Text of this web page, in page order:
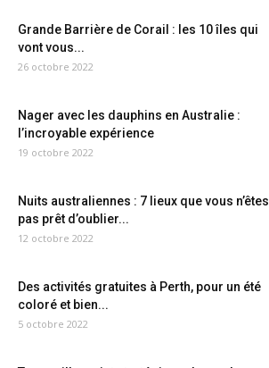
Grande Barrière de Corail : les 10 îles qui
vont vous...
26 octobre 2022
Nager avec les dauphins en Australie :
l’incroyable expérience
19 octobre 2022
Nuits australiennes : 7 lieux que vous n’êtes
pas prêt d’oublier...
12 octobre 2022
Des activités gratuites à Perth, pour un été
coloré et bien...
5 octobre 2022